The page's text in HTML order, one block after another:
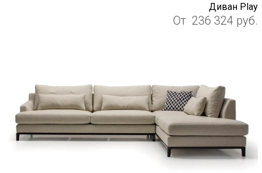
Диван Play
От 236 324 руб.